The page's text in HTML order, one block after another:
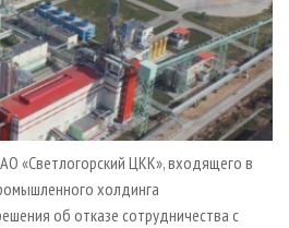
«Светлогорский ЦКК», входящего в
холдинга
об отказе сотрудничества с